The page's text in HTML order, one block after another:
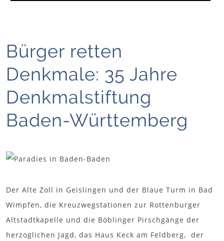
Bürger retten
Denkmale: 35 Jahre
Denkmalstiftung
Baden-Württemberg
Der Alte Zoll in Geislingen und der Blaue Turm in Bad
Wimpfen, die Kreuzwegstationen zur Rottenburger
Altstadtkapelle und die Böblinger Pirschgänge der
herzoglichen Jagd, das Haus Keck am Feldberg, der